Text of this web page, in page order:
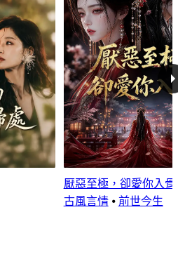
厭惡至極，卻愛你入骨
古風言情⦁ 前世今生